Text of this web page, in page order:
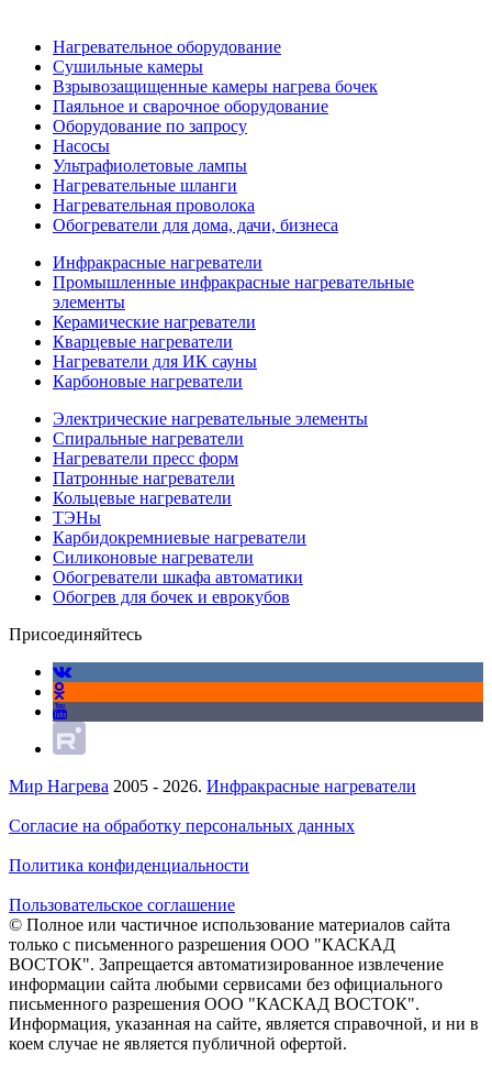
Нагревательное оборудование
Сушильные камеры
Взрывозащищенные камеры нагрева бочек
Паяльное и сварочное оборудование
Оборудование по запросу
Насосы
Ультрафиолетовые лампы
Нагревательные шланги
Нагревательная проволока
Обогреватели для дома, дачи, бизнеса
Инфракрасные нагреватели
Промышленные инфракрасные нагревательные
элементы
Керамические нагреватели
Кварцевые нагреватели
Нагреватели для ИК сауны
Карбоновые нагреватели
Электрические нагревательные элементы
Спиральные нагреватели
Нагреватели пресс форм
Патронные нагреватели
Кольцевые нагреватели
ТЭНы
Карбидокремниевые нагреватели
Силиконовые нагреватели
Обогреватели шкафа автоматики
Обогрев для бочек и еврокубов
Присоединяйтесь
Мир Нагрева 2005 - 2026. Инфракрасные нагреватели
Согласие на обработку персональных данных
Политика конфиденциальности
Пользовательское соглашение
© Полное или частичное использование материалов сайта
только с письменного разрешения ООО "КАСКАД
ВОСТОК". Запрещается автоматизированное извлечение
информации сайта любыми сервисами без официального
письменного разрешения ООО "КАСКАД ВОСТОК".
Информация, указанная на сайте, является справочной, и ни в
коем случае не является публичной офертой.